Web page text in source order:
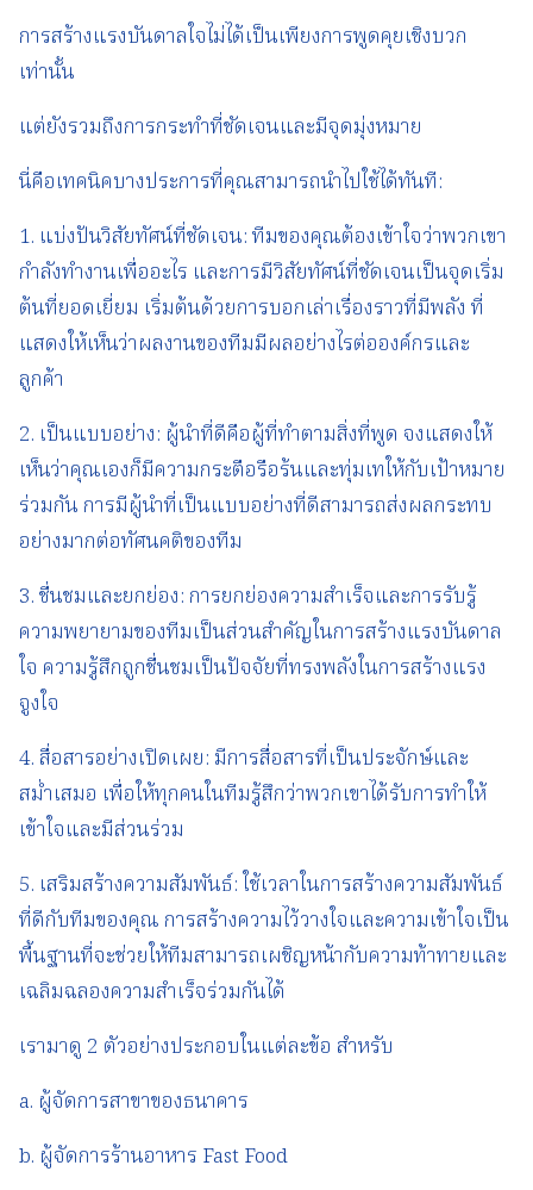
การสร้างแรงบันดาลใจไม่ได้เป็นเพียงการพูดคุยเชิงบวก
เท่านั้น
แต่ยังรวมถึงการกระทำที่ชัดเจนและมีจุดมุ่งหมาย
นี่คือเทคนิคบางประการที่คุณสามารถนำไปใช้ได้ทันที:
1. แบ่งปันวิสัยทัศน์ที่ชัดเจน: ทีมของคุณต้องเข้าใจว่าพวกเขา
กำลังทำงานเพื่ออะไร และการมีวิสัยทัศน์ที่ชัดเจนเป็นจุดเริ่ม
ต้นที่ยอดเยี่ยม เริ่มต้นด้วยการบอกเล่าเรื่องราวที่มีพลัง ที่
แสดงให้เห็นว่าผลงานของทีมมีผลอย่างไรต่อองค์กรและ
ลูกค้า
2. เป็นแบบอย่าง: ผู้นำที่ดีคือผู้ที่ทำตามสิ่งที่พูด จงแสดงให้
เห็นว่าคุณเองก็มีความกระตือรือร้นและทุ่มเทให้กับเป้าหมาย
ร่วมกัน การมีผู้นำที่เป็นแบบอย่างที่ดีสามารถส่งผลกระทบ
อย่างมากต่อทัศนคติของทีม
3. ชื่นชมและยกย่อง: การยกย่องความสำเร็จและการรับรู้
ความพยายามของทีมเป็นส่วนสำคัญในการสร้างแรงบันดาล
ใจ ความรู้สึกถูกชื่นชมเป็นปัจจัยที่ทรงพลังในการสร้างแรง
จูงใจ
4. สื่อสารอย่างเปิดเผย: มีการสื่อสารที่เป็นประจักษ์และ
สม่ำเสมอ เพื่อให้ทุกคนในทีมรู้สึกว่าพวกเขาได้รับการทำให้
เข้าใจและมีส่วนร่วม
5. เสริมสร้างความสัมพันธ์: ใช้เวลาในการสร้างความสัมพันธ์
ที่ดีกับทีมของคุณ การสร้างความไว้วางใจและความเข้าใจเป็น
พื้นฐานที่จะช่วยให้ทีมสามารถเผชิญหน้ากับความท้าทายและ
เฉลิมฉลองความสำเร็จร่วมกันได้
เรามาดู 2 ตัวอย่างประกอบในแต่ละข้อ สำหรับ
a. ผู้จัดการสาขาของธนาคาร
b. ผู้จัดการร้านอาหาร Fast Food